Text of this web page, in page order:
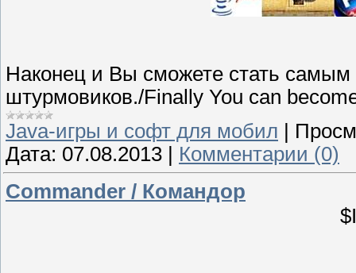
Наконец и Вы сможете стать
штурмовиков./Finally You can
Java-игры и софт для мобил |
Дата: 07.08.2013 | Комментарии (0)
Commander / Командор